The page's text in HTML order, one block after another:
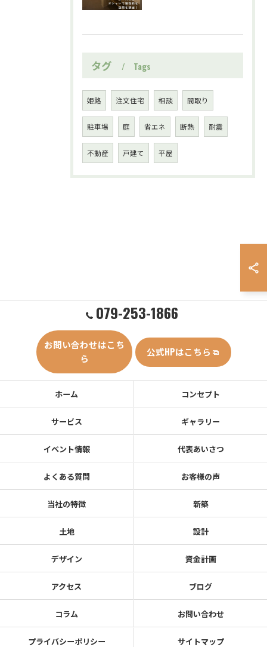
タグ Tags
姫路 注文住宅 相談 間取り
駐車場 庭 省エネ 断熱 耐震
不動産 戸建て 平屋
079-253-1866
お問い合わせはこち
ら
公式HPはこちら
ホーム コンセプト
サービス ギャラリー
イベント情報 代表あいさつ
よくある質問 お客様の声
当社の特徴 新築
土地 設計
デザイン 資金計画
アクセス ブログ
コラム お問い合わせ
プライバシーポリシー サイトマップ